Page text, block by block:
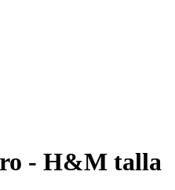
- H&M talla